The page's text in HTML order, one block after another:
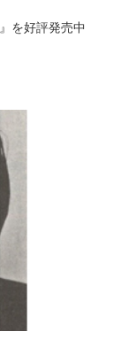
を好評発売中